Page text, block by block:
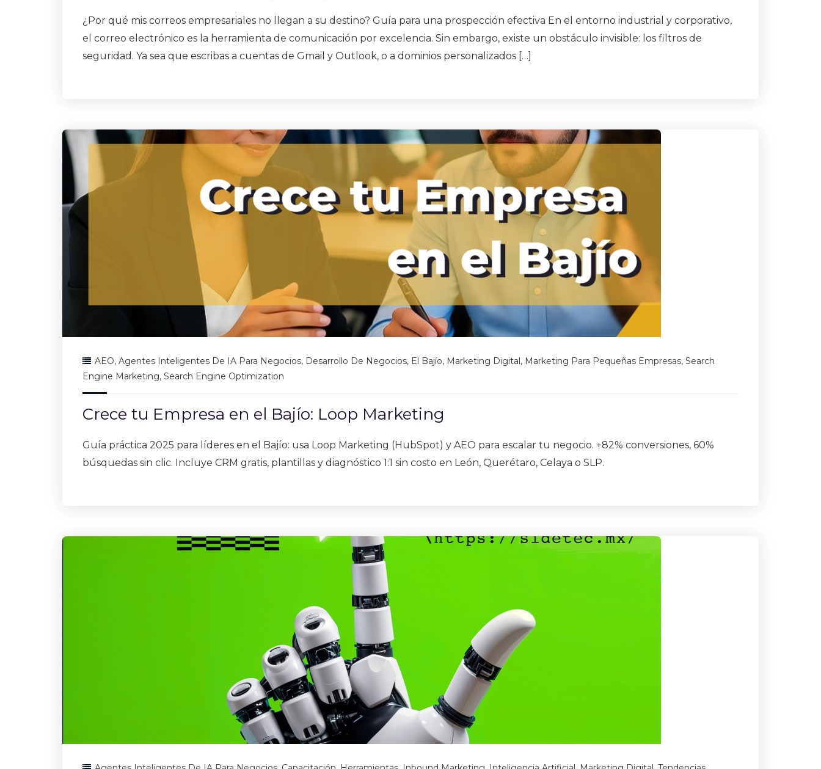
¿Por qué mis correos empresariales no llegan a su destino? Guía para una prospección efectiva En el entorno industrial y corporativo,
el correo electrónico es la herramienta de comunicación por excelencia. Sin embargo, existe un obstáculo invisible: los filtros de
seguridad. Ya sea que escribas a cuentas de Gmail y Outlook, o a dominios personalizados […]
AEO, Agentes Inteligentes De IA Para Negocios, Desarrollo De Negocios, El Bajío, Marketing Digital, Marketing Para Pequeñas Empresas, Search
Engine Marketing, Search Engine Optimization
Crece tu Empresa en el Bajío: Loop Marketing
Guía práctica 2025 para líderes en el Bajío: usa Loop Marketing (HubSpot) y AEO para escalar tu negocio. +82% conversiones, 60%
búsquedas sin clic. Incluye CRM gratis, plantillas y diagnóstico 1:1 sin costo en León, Querétaro, Celaya o SLP.